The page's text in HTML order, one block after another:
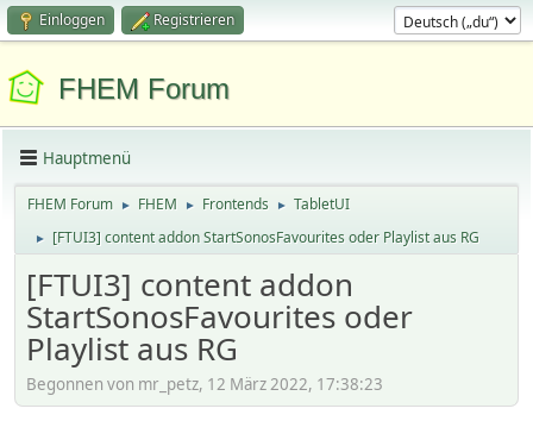
Einloggen Registrieren
FHEM Forum
Hauptmenü
FHEM Forum ► FHEM ► Frontends ► TabletUI
► [FTUI3] content addon StartSonosFavourites oder Playlist aus RG
[FTUI3] content addon
StartSonosFavourites oder
Playlist aus RG
Begonnen von mr_petz, 12 März 2022, 17:38:23